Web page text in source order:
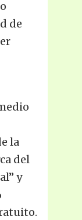
de
la
del
y